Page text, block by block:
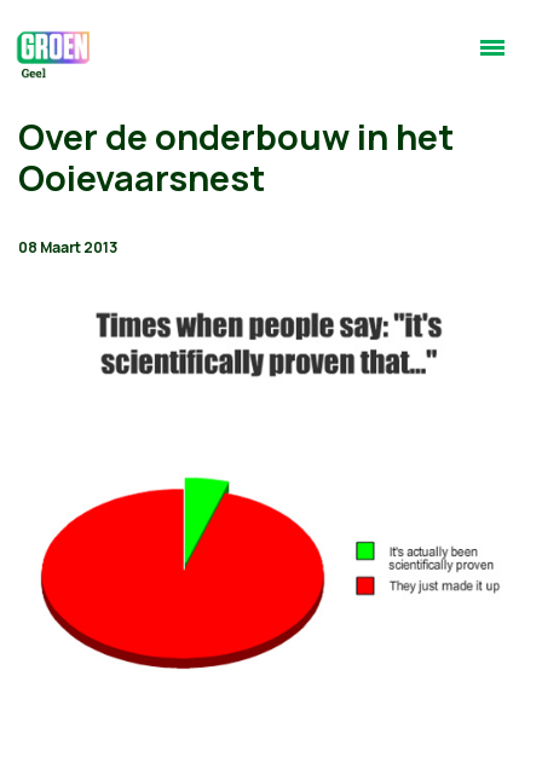
Over de onderbouw in het
Ooievaarsnest
08 Maart 2013